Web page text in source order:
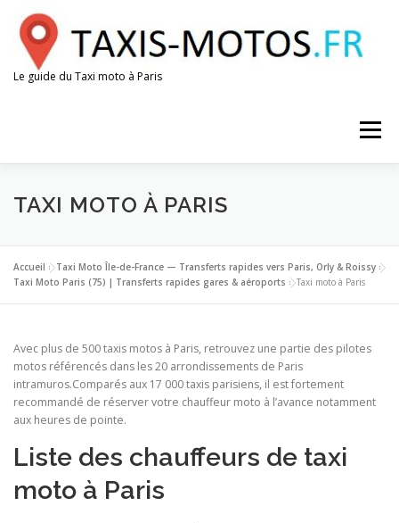
contenu
Le guide du Taxi moto à Paris
Menu
AÉROPORTS GARES ESPACE CHAUFFEUR
TAXI MOTO À PARIS
Accueil »Taxi Moto Île-de-France — Transferts rapides vers Paris, Orly & Roissy »
Taxi Moto Paris (75) | Transferts rapides gares & aéroports »Taxi moto à Paris
Avec plus de 500 taxis motos à Paris, retrouvez une partie des pilotes
motos référencés dans les 20 arrondissements de Paris
intramuros.Comparés aux 17 000 taxis parisiens, il est fortement
recommandé de réserver votre chauffeur moto à l’avance notamment
aux heures de pointe.
Liste des chauffeurs de taxi
moto à Paris